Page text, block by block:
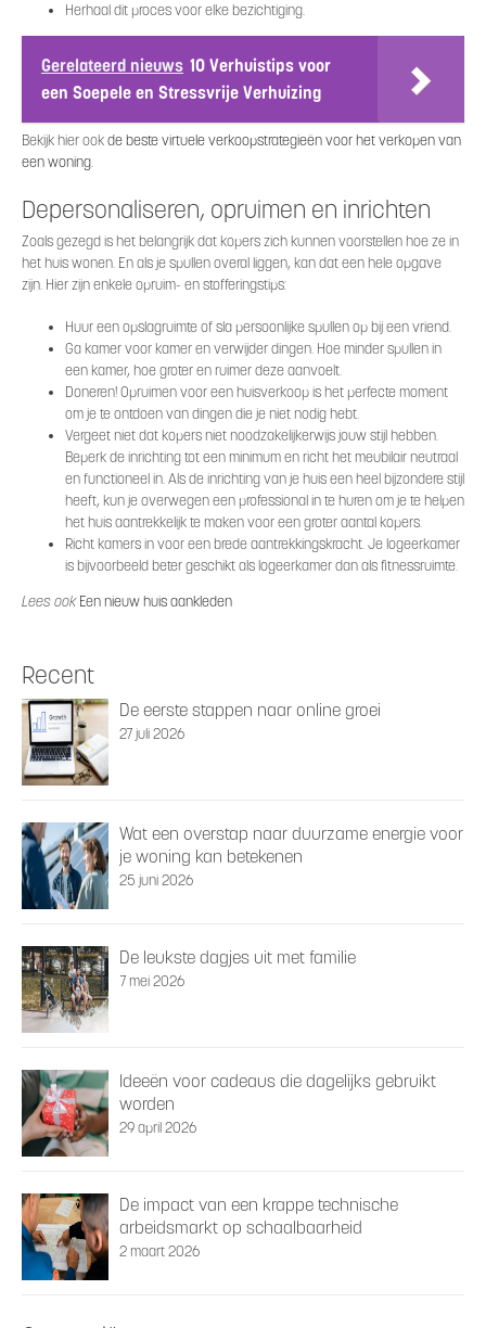
Herhaal dit proces voor elke bezichtiging.
Gerelateerd nieuws 10 Verhuistips voor
een Soepele en Stressvrije Verhuizing
Bekijk hier ookde beste virtuele verkoopstrategieën voor het verkopen van
een woning.
Depersonaliseren, opruimen en inrichten
Zoals gezegd is het belangrijk dat kopers zich kunnen voorstellen hoe ze in
het huis wonen. En als je spullen overal liggen, kan dat een hele opgave
zijn. Hier zijn enkele opruim- en stofferingstips:
Huur een opslagruimte of sla persoonlijke spullen op bij een vriend.
Ga kamer voor kamer en verwijder dingen. Hoe minder spullen in
een kamer, hoe groter en ruimer deze aanvoelt.
Doneren! Opruimen voor een huisverkoop is het perfecte moment
om je te ontdoen van dingen die je niet nodig hebt.
Vergeet niet dat kopers niet noodzakelijkerwijs jouw stijl hebben.
Beperk de inrichting tot een minimum en richt het meubilair neutraal
en functioneel in. Als de inrichting van je huis een heel bijzondere stijl
heeft, kun je overwegen een professional in te huren om je te helpen
het huis aantrekkelijk te maken voor een groter aantal kopers.
Richt kamers in voor een brede aantrekkingskracht. Je logeerkamer
is bijvoorbeeld beter geschikt als logeerkamer dan als fitnessruimte.
Lees ookEen nieuw huis aankleden
Recent
De eerste stappen naar online groei
27 juli 2026
Wat een overstap naar duurzame energie voor
je woning kan betekenen
25 juni 2026
De leukste dagjes uit met familie
7 mei 2026
Ideeën voor cadeaus die dagelijks gebruikt
worden
29 april 2026
De impact van een krappe technische
arbeidsmarkt op schaalbaarheid
2 maart 2026